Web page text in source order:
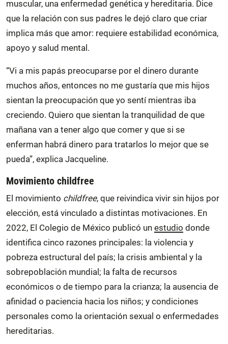
muscular, una enfermedad genética y hereditaria. Dice
que la relación con sus padres le dejó claro que criar
implica más que amor: requiere estabilidad económica,
apoyo y salud mental.
“Vi a mis papás preocuparse por el dinero durante
muchos años, entonces no me gustaría que mis hijos
sientan la preocupación que yo sentí mientras iba
creciendo. Quiero que sientan la tranquilidad de que
mañana van a tener algo que comer y que si se
enferman habrá dinero para tratarlos lo mejor que se
pueda”, explica Jacqueline.
Movimiento childfree
El movimiento childfree, que reivindica vivir sin hijos por
elección, está vinculado a distintas motivaciones. En
2022, El Colegio de México publicó un estudio donde
identifica cinco razones principales: la violencia y
pobreza estructural del país; la crisis ambiental y la
sobrepoblación mundial; la falta de recursos
económicos o de tiempo para la crianza; la ausencia de
afinidad o paciencia hacia los niños; y condiciones
personales como la orientación sexual o enfermedades
hereditarias.